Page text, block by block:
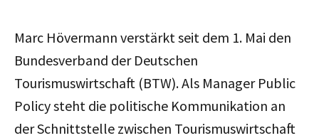
Marc Hövermann verstärkt seit dem 1. Mai den
Bundesverband der Deutschen
Tourismuswirtschaft (BTW). Als Manager Public
Policy steht die politische Kommunikation an
der Schnittstelle zwischen Tourismuswirtschaft